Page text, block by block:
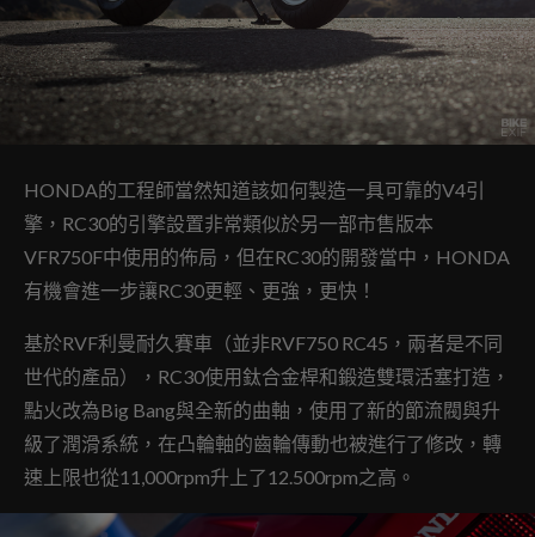
HONDA的工程師當然知道該如何製造一具可靠的V4引
擎，RC30的引擎設置非常類似於另一部市售版本
VFR750F中使用的佈局， 但在RC30的開發當中，HONDA
有機會進一步讓RC30更輕、更強，更快！
基於RVF利曼耐久賽車 （並非RVF750 RC45，兩者是不同
世代的產品），RC30使用鈦合金桿和鍛造雙環活塞打造，
點火改為Big Bang與全新的曲軸，使用了新的節流閥與升
級了潤滑系統，在凸輪軸的齒輪傳動也被進行了修改，轉
速上限也從11,000rpm升上了12.500rpm之高。